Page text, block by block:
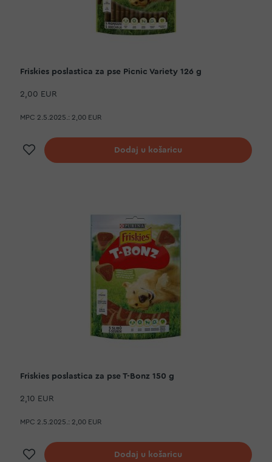
Friskies poslastica za pse Picnic Variety 126 g
2,00 EUR
MPC 2.5.2025.: 2,00 EUR
Dodaj na listu želja
Dodaj u košaricu
Friskies poslastica za pse T-Bonz 150 g
2,10 EUR
MPC 2.5.2025.: 2,00 EUR
Dodaj na listu želja
Dodaj u košaricu